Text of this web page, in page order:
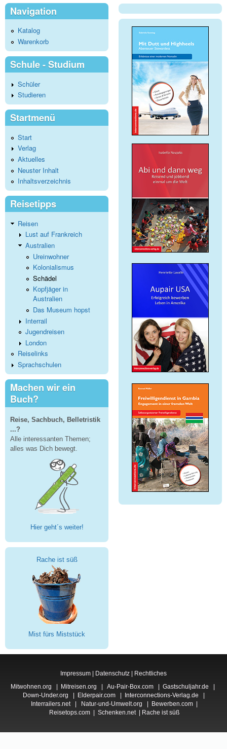
Navigation
Katalog
Warenkorb
Schule - Studium
Schüler
Studieren
Startmenü
Start
Verlag
Aktuelles
Neuster Inhalt
Inhaltsverzeichnis
Reisetipps
Reisen
Lust auf Frankreich
Australien
Ureinwohner
Kolonialismus
Schädel
Kopfjäger in
Australien
Das Museum hopst
Interrail
Jugendreisen
London
Reiselinks
Sprachschulen
Machen wir ein
Buch?
Reise, Sachbuch, Belletristik
...?
Alle interessanten Themen;
alles was Dich bewegt.
Hier geht´s weiter!
Rache ist süß
Mist fürs Miststück
Impressum | Datenschutz | Rechtliches
Mitwohnen.org
Mitreisen.org Au-Pair-Box.com Gastschuljahr.de
Down-Under.org
Elderpair.com| Interconnections-Verlag.de
Interrailers.net| Natur-und-Umwelt.org Bewerben.com
Reisetops.com
Schenken.net| Rache ist süß